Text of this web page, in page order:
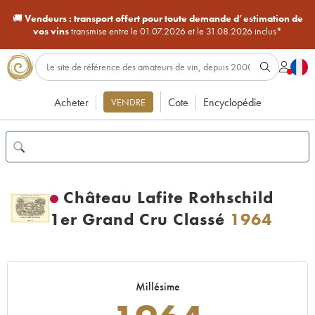
🚚Vendeurs : transport offert pour toute demande d’estimation de
vos vinstransmise entre le 01.07.2026 et le 31.08.2026 inclus*
Acheter VENDRE Cote Encyclopédie
Château Lafite Rothschild
1er Grand Cru Classé 1964
Millésime